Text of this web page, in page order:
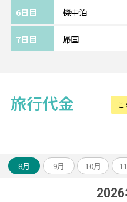
最新の機材
《ツアー
欧州各都
ホテルア
6日目 機中泊
7日目 帰国
旅行代金
8月 9月 10月
2026